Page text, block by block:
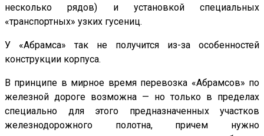
несколько рядов) и установкой специальных
«транспортных» узких гусениц.
У «Абрамса» так не получится из-за особенностей
конструкции корпуса.
В принципе в мирное время перевозка «Абрамсов» по
железной дороге возможна — но только в пределах
специально для этого предназначенных участков
железнодорожного полотна, причем нужно